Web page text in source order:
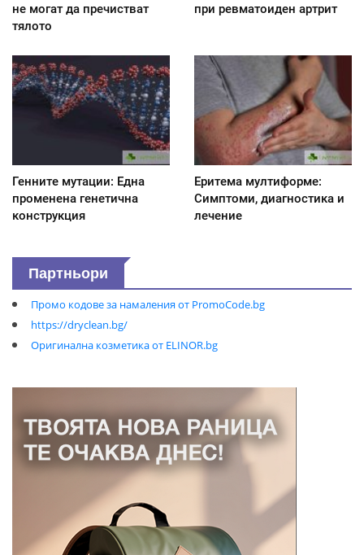
не могат да пречистват
тялото
при ревматоиден артрит
Генните мутации: Една
променена генетична
конструкция
Еритема мултиформе:
Симптоми, диагностика и
лечение
Партньори
Промо кодове за намаления от PromoCode.bg
https://dryclean.bg/
Оригинална козметика от ELINOR.bg